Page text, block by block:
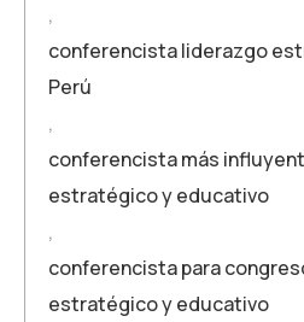
,
conferencista liderazgo
Perú
,
conferencista más
estratégico y educativo
,
conferencista para
estratégico y educativo